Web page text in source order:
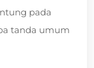
pada
tanda umum